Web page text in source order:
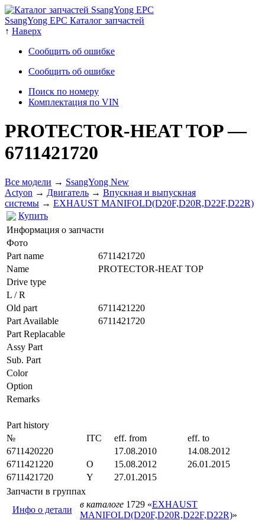
SsangYong EPC Каталог запчастей
↑ Наверх
Сообщить об ошибке
Сообщить об ошибке
Поиск по номеру
Комплектация по VIN
PROTECTOR-HEAT TOP—
6711421720
Все модели → SsangYong New
Actyon → Двигатель → Впускная и выпускная
системы → EXHAUST MANIFOLD(D20F,D20R,D22F,D22R)
Купить
Информация о запчасти
Фото
Part name
6711421720
Name
PROTECTOR-HEAT TOP
Drive type
L / R
Old part
6711421220
Part Available
6711421720
Part Replacable
Assy Part
Sub. Part
Color
Option
Remarks
Part history
№
ITC eff. from
eff. to
6711420220
17.08.2010
14.08.2012
6711421220
O 15.08.2012
26.01.2015
6711421720
Y
27.01.2015
Запчасти в группах
Инфо о детали
в каталоге 1729 «EXHAUST
MANIFOLD(D20F,D20R,D22F,D22R)»